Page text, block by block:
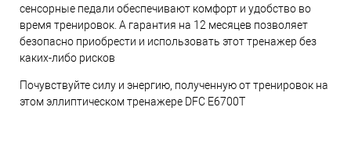
сенсорные педали обеспечивают комфорт и удобство во
время тренировок. А гарантия на 12 месяцев позволяет
безопасно приобрести и использовать этот тренажер без
каких-либо рисков
Почувствуйте силу и энергию, полученную от тренировок на
этом эллиптическом тренажере DFC E6700T